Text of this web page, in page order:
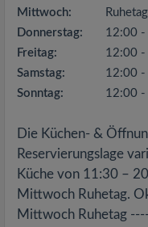
Mittwoch:
Ruhetag
Donnerstag:
12:00 -
Freitag:
12:00 -
Samstag:
12:00 -
Sonntag:
12:00 -
Die Küchen- &
Reservierungslage
Küche von 11:30 –
Mittwoch Ruhetag.
Mittwoch Ruhetag